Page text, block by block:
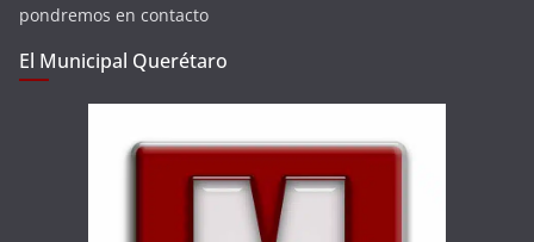
pondremos en contacto
El Municipal Querétaro